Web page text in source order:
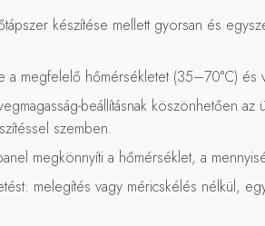
készítése mellett gyorsan és
a megfelelő hőmérsékletet (35–70°C)
beállításnak köszönhetően
szemben.
megkönnyíti a hőmérséklet, a
melegítés vagy méricskélés nélkül,